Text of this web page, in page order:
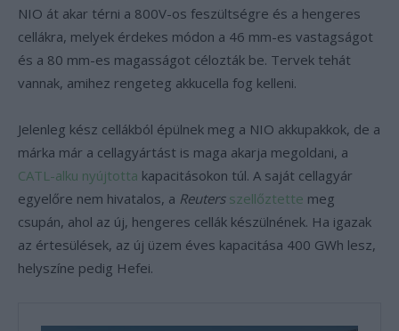
NIO át akar térni a 800V-os feszültségre és a hengeres
cellákra, melyek érdekes módon a 46 mm-es vastagságot
és a 80 mm-es magasságot célozták be. Tervek tehát
vannak, amihez rengeteg akkucella fog kelleni.
Jelenleg kész cellákból épülnek meg a NIO akkupakkok, de a
márka már a cellagyártást is maga akarja megoldani, a
CATL-alku nyújtotta kapacitásokon túl. A saját cellagyár
egyelőre nem hivatalos, a Reuters szellőztette meg
csupán, ahol az új, hengeres cellák készülnének. Ha igazak
az értesülések, az új üzem éves kapacitása 400 GWh lesz,
helyszíne pedig Hefei.